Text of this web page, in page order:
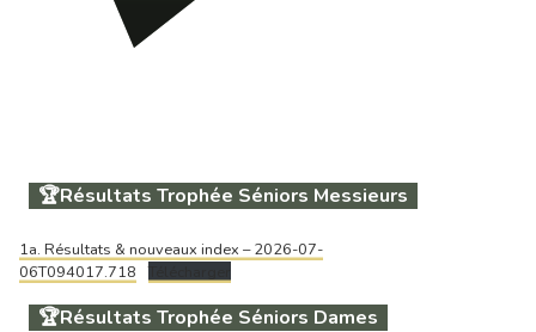
🏆Résultats Trophée Séniors Messieurs
1a. Résultats & nouveaux index – 2026-07-
06T094017.718 Télécharger
🏆Résultats Trophée Séniors Dames